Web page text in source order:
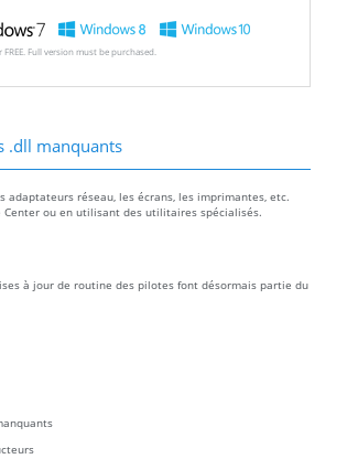
Full version must be purchased.
.dll manquants
réseau, les écrans, les imprimantes, etc.
ou en utilisant des utilitaires spécialisés.
à jour de routine des pilotes font désormais partie du